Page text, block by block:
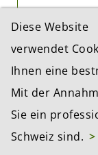
Diese Website
verwendet
Ihnen eine
Mit der
Sie ein
Schweiz sind.